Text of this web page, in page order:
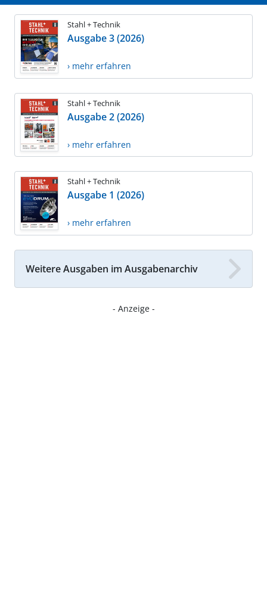
Stahl + Technik
Ausgabe 3 (2026)
› mehr erfahren
Stahl + Technik
Ausgabe 2 (2026)
› mehr erfahren
Stahl + Technik
Ausgabe 1 (2026)
› mehr erfahren
Weitere Ausgaben im Ausgabenarchiv
- Anzeige -